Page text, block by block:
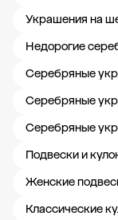
Украшения на
Недорогие
Серебряные
Серебряные
Серебряные
Подвески и
Женские
Классические